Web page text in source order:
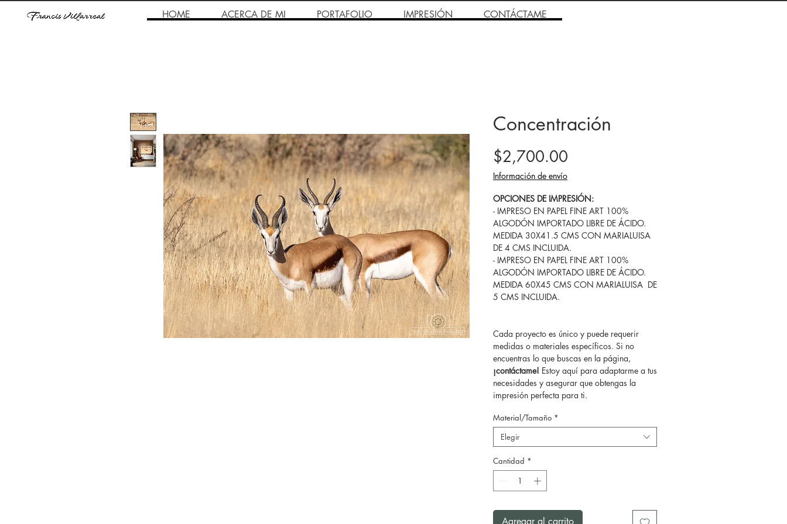
HOME ACERCA DE MI PORTAFOLIO IMPRESIÓN CONTÁCTAME
Concentración
$2,700.00
Información de envío
OPCIONES DE IMPRESIÓN:
- IMPRESO EN PAPEL FINE ART 100%
ALGODÓN IMPORTADO LIBRE DE ÁCIDO.
MEDIDA 30X41.5 CMS CON MARIALUISA
DE 4 CMS INCLUIDA.
- IMPRESO EN PAPEL FINE ART 100%
ALGODÓN IMPORTADO LIBRE DE ÁCIDO.
MEDIDA 60X45 CMS CON MARIALUISA DE
5 CMS INCLUIDA.
Cada proyecto es único y puede requerir
medidas o materiales específicos. Si no
encuentras lo que buscas en la página,
¡contáctame! Estoy aquí para adaptarme a tus
necesidades y asegurar que obtengas la
impresión perfecta para ti.
Material/Tamaño *
Elegir
Cantidad *
Agregar al carrito